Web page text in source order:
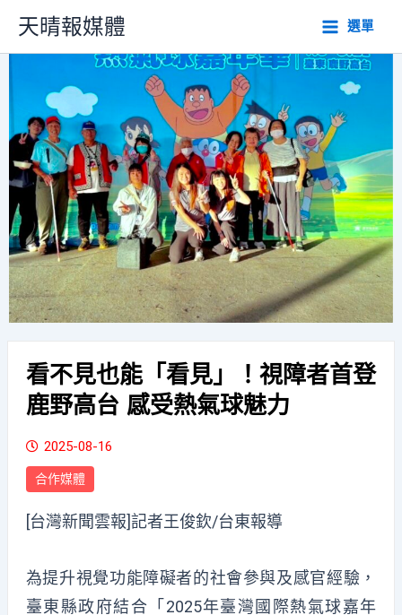
主
天晴報媒體 選單
看不見也能「看見」！視障者首登
鹿野高台 感受熱氣球魅力
2025-08-16
合作媒體
[台灣新聞雲報]記者王俊欽/台東報導
為提升視覺功能障礙者的社會參與及感官經驗，
臺東縣政府結合「2025年臺灣國際熱氣球嘉年